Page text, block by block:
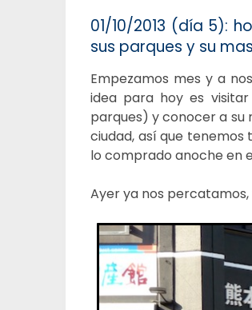
01/10/2013 (día 5):
sus parques y su
Empezamos mes y a
idea para hoy es
parques) y conocer a su
ciudad, así que tenemos
lo comprado anoche en
Ayer ya nos